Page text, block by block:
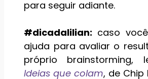
para seguir adiante.
#dicadalilian: caso
ajuda para avaliar o
próprio brainstorming,
Ideias que colam, de Chip